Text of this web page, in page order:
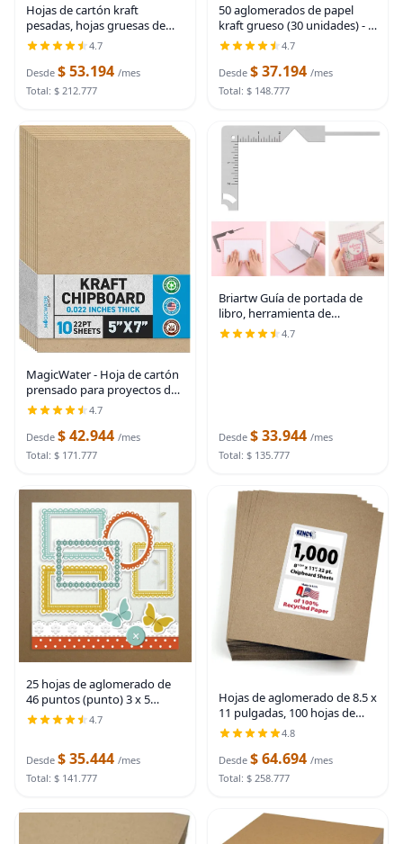
Hojas de cartón kraft
pesadas, hojas gruesas de
cartón marrón de 30 puntos,
paquete de 100 tableros de
aglomerado de 8.5 x 11
pulgadas, tablero
4.7
Desde $ 53.194 /mes
Total: $ 212.777
50 aglomerados de papel
kraft grueso (30 unidades) - 8
1/2" x 11" - Perfecto para
álbumes de recortes,
manualidades y respaldo de
productos
4.7
Desde $ 37.194 /mes
Total: $ 148.777
MagicWater - Hoja de cartón
prensado para proyectos de
bricolaje, 5 x 7 pulgadas,
paquete de 10 unidades, 22
puntos, cartón kraft
resistente (0.020
4.7
Desde $ 42.944 /mes
Total: $ 171.777
Briartw Guía de portada de
libro, herramienta de
cubierta de encuadernación
4.7
Desde $ 33.944 /mes
Total: $ 135.777
25 hojas de aglomerado de
46 puntos (punto) 3 x 5
pulgadas foto de peso medio
| Tamaño de tarjeta .046
Artesanía | Embalaje
4.7
Desde $ 35.444 /mes
Total: $ 141.777
Hojas de aglomerado de 8.5 x
11 pulgadas, 100 hojas de
tablero de virutas de 22
puntos para manualidades y
respaldos, gran alternativa a
tableros de
4.8
Desde $ 64.694 /mes
Total: $ 258.777